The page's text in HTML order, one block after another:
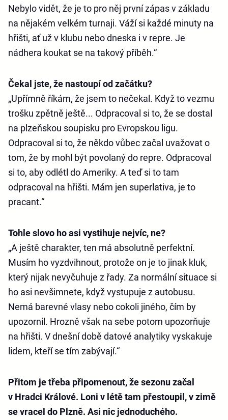
Nebylo vidět, že je to pro něj první zápas v základu
na nějakém velkém turnaji. Váží si každé minuty na
hřišti, ať už v klubu nebo dneska i v repre. Je
nádhera koukat se na takový příběh.“
Čekal jste, že nastoupí od začátku?
„Upřímně říkám, že jsem to nečekal. Když to vezmu
trošku zpětně ještě... Odpracoval si to, že se dostal
na plzeňskou soupisku pro Evropskou ligu.
Odpracoval si to, že někdo vůbec začal uvažovat o
tom, že by mohl být povolaný do repre. Odpracoval
si to, aby odlétl do Ameriky. A teď si to tam
odpracoval na hřišti. Mám jen superlativa, je to
pracant.“
Tohle slovo ho asi vystihuje nejvíc, ne?
„A ještě charakter, ten má absolutně perfektní.
Musím ho vyzdvihnout, protože on je to jinak kluk,
který nijak nevyčuhuje z řady. Za normální situace si
ho asi nevšimnete, když vystupuje z autobusu.
Nemá barevné vlasy nebo cokoli jiného, čím by
upozornil. Hrozně však na sebe potom upozorňuje
na hřišti. V dnešní době datové analytiky vyskakuje
lidem, kteří se tím zabývají.“
Přitom je třeba připomenout, že sezonu začal
v Hradci Králové. Loni v létě tam přestoupil, v zimě
se vracel do Plzně. Asi nic jednoduchého.